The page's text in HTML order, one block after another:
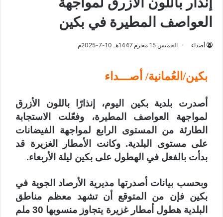
العواصف المطيرة في بكين
أصداء الخميس 15 محرم 1447هـ 10-7-2025م
بكين/العُمانية/ أصـــداء
أصدرت بلدية بكين اليوم، إنذارًا باللون الأزرق
لمواجهة العواصف المطيرة، وفعّلت الاستجابة
الطارئة من المستوى الرابع لمواجهة الفيضانات
على مستوى البلدية. وكانت الأمطار الغزيرة قد
بدأت بالفعل في الهطول على بكين ليلة الأربعاء.
وبحسب بيانات أصدرتها مديرية الأرصاد الجوية في
بكين فإن من المتوقع أن تشهد معظم مناطق
البلدية هطول أمطار غزيرة يتجاوز منسوبها 30 ملم